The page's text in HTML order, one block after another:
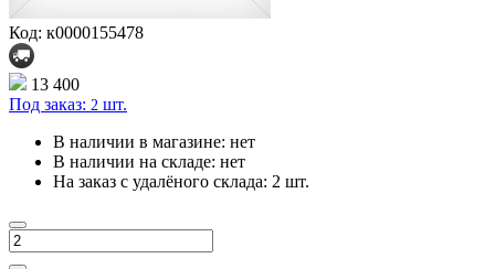
Код: к0000155478
13 400
Под заказ: 2 шт.
В наличии в магазине: нет
В наличии на складе: нет
На заказ с удалёного склада: 2 шт.